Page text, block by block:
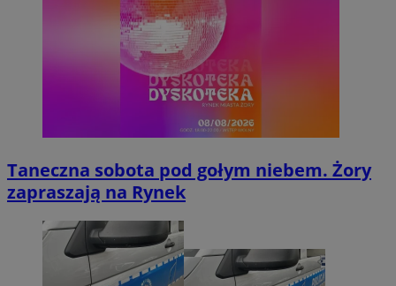
Taneczna sobota pod gołym niebem. Żory
zapraszają na Rynek